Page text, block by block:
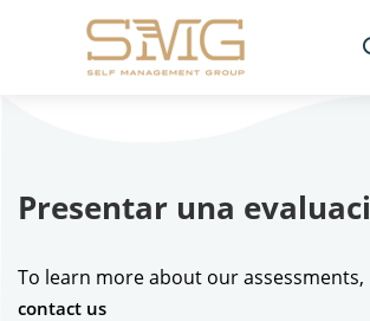
Presentar una
To learn more about our assessments,
contact us